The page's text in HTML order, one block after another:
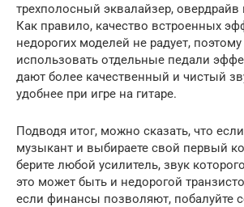
трехполосный эквалайзер, овердрайв
Как правило, качество встроенных
недорогих моделей не радует,
использовать отдельные педали
дают более качественный и чистый
удобнее при игре на гитаре.
Подводя итог, можно сказать, что
музыкант и выбираете свой первый
берите любой усилитель, звук
это может быть и недорогой
если финансы позволяют, побалуйте